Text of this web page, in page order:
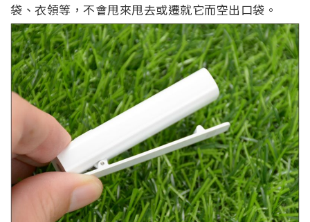
袋、衣領等，不會甩來甩去或遷就它而空出口袋。